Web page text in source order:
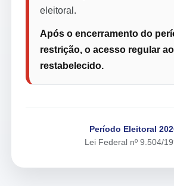
eleitoral.
Após o encerramento do
restrição, o acesso regular
restabelecido.
Período Eleitoral
Lei Federal nº 9.504/